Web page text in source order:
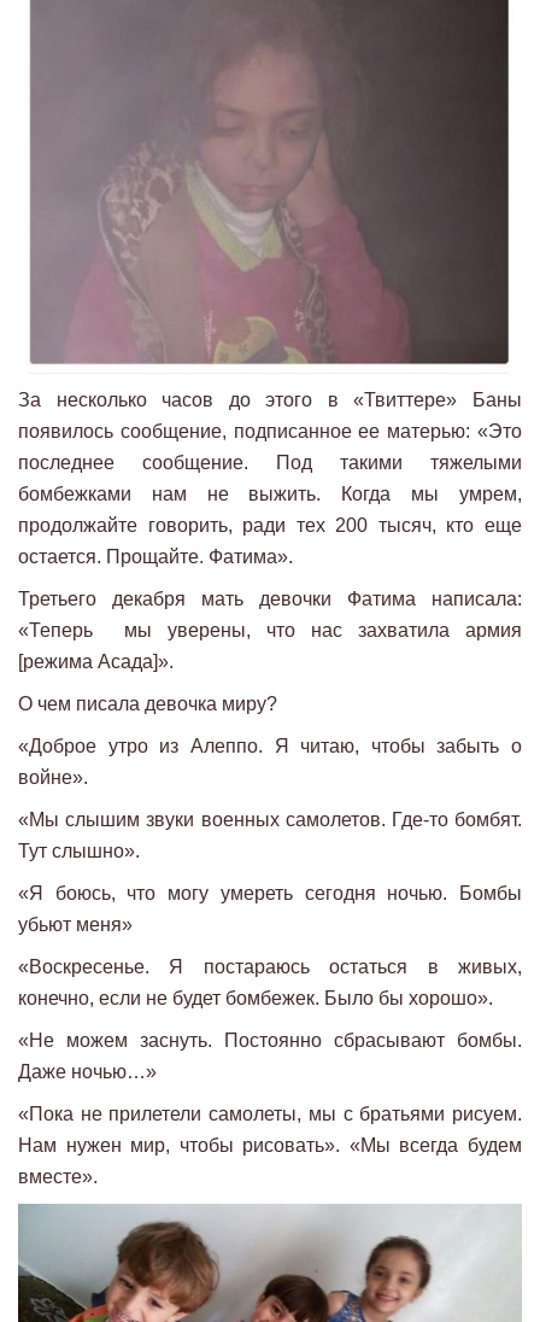
За несколько часов до этого в «Твиттере» Баны
появилось сообщение, подписанное ее матерью: «Это
последнее сообщение. Под такими тяжелыми
бомбежками нам не выжить. Когда мы умрем,
продолжайте говорить, ради тех 200 тысяч, кто еще
остается. Прощайте. Фатима».
Третьего декабря мать девочки Фатима написала:
«Теперь мы уверены, что нас захватила армия
[режима Асада]».
О чем писала девочка миру?
«Доброе утро из Алеппо. Я читаю, чтобы забыть о
войне».
«Мы слышим звуки военных самолетов. Где-то бомбят.
Тут слышно».
«Я боюсь, что могу умереть сегодня ночью. Бомбы
убьют меня»
«Воскресенье. Я постараюсь остаться в живых,
конечно, если не будет бомбежек. Было бы хорошо».
«Не можем заснуть. Постоянно сбрасывают бомбы.
Даже ночью…»
«Пока не прилетели самолеты, мы с братьями рисуем.
Нам нужен мир, чтобы рисовать». «Мы всегда будем
вместе».